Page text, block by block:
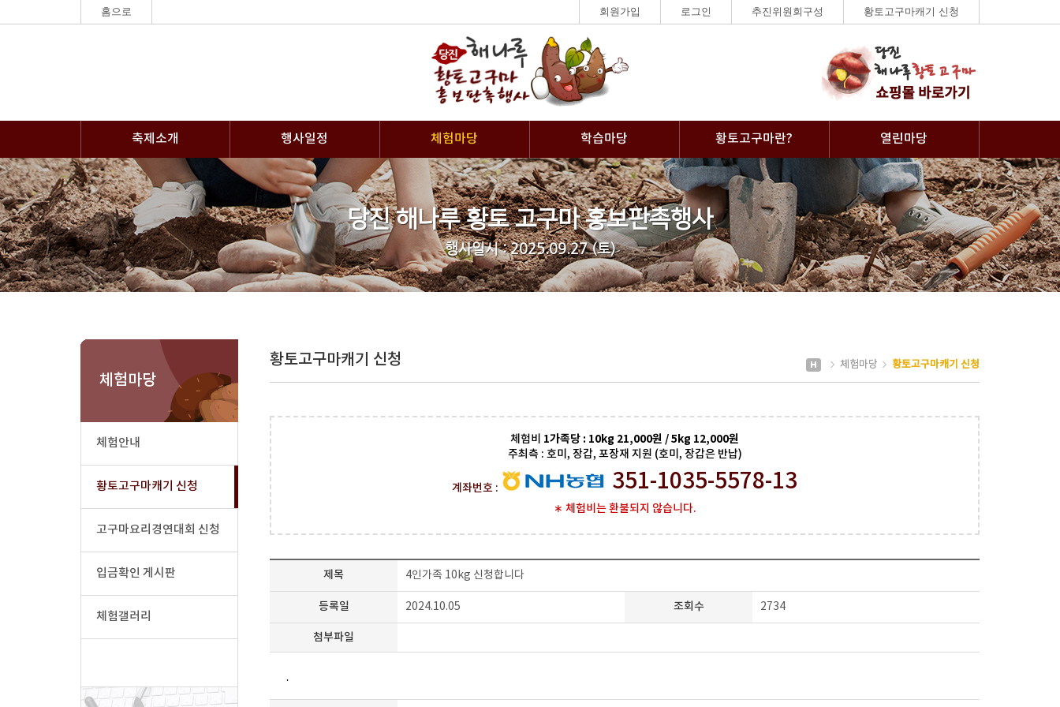
홈으로 회원가입 로그인 추진위원회구성 황토고구마캐기 신청
축제소개 행사일정 체험마당 학습마당 황토고구마란? 열린마당
당진 해나루 황토 고구마 홍보판촉행사
행사일시 : 2025.09.27 (토)
체험마당
체험안내
황토고구마캐기 신청
고구마요리경연대회 신청
입금확인 게시판
체험갤러리
황토고구마캐기 신청 체험마당 황토고구마캐기 신청
체험비 1가족당 : 10kg 21,000원 / 5kg 12,000원
주최측 : 호미, 장갑, 포장재 지원 (호미, 장갑은 반납)
계좌번호 : 351-1035-5578-13
∗ 체험비는 환불되지 않습니다.
제목 4인가족 10kg 신청합니다
등록일 2024.10.05 조회수 2734
첨부파일